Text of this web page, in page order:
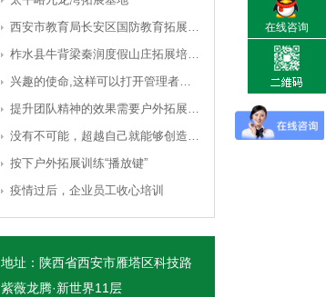
西安市教育局长安区国防教育拓展基地
柞水县牛背梁秦润度假山庄拓展培训基地
兴趣的使命,这样可以打开管理者的思路
提升团队精神的效果需要户外拓展训练的引导
没有不可能，超越自己就能够创造奇迹！
按下户外拓展训练“播放键”
疫情过后，企业员工收心培训
地址：陕西省西安市雁塔区科技路
紫薇龙腾·新世界11层
在线咨询